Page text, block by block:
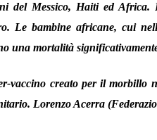
del Messico, Haiti ed
Le bambine africane, cui
una mortalità
vaccino creato per il morbillo
Lorenzo Acerra